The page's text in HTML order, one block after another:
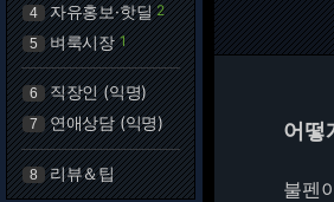
4 자유홍보·핫딜 2
5 벼룩시장 1
6 직장인 (익명)
7 연애상담 (익명)
8 리뷰＆팁
어떻
불펜